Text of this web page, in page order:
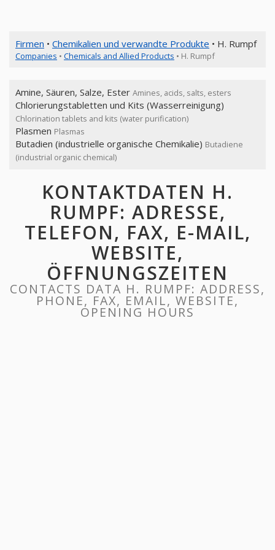
Firmen • Chemikalien und verwandte Produkte • H. Rumpf
Companies • Chemicals and Allied Products • H. Rumpf
Amine, Säuren, Salze, Ester Amines, acids, salts, esters
Chlorierungstabletten und Kits (Wasserreinigung)
Chlorination tablets and kits (water purification)
Plasmen Plasmas
Butadien (industrielle organische Chemikalie) Butadiene
(industrial organic chemical)
KONTAKTDATEN H.
RUMPF: ADRESSE,
TELEFON, FAX, E-MAIL,
WEBSITE,
ÖFFNUNGSZEITEN
CONTACTS DATA H. RUMPF: ADDRESS,
PHONE, FAX, EMAIL, WEBSITE,
OPENING HOURS